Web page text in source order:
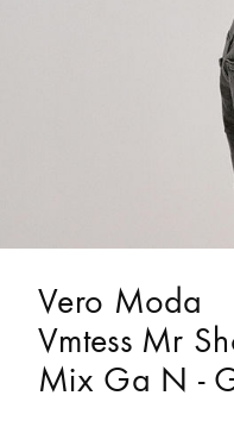
Vero Moda
Vmtess Mr
Mix Ga N -